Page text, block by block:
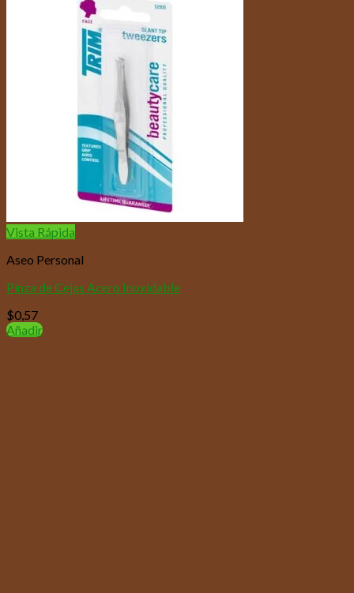
Vista Rápida
Aseo Personal
Pinza de Cejas Acero Inoxidable
$0,57
Añadir